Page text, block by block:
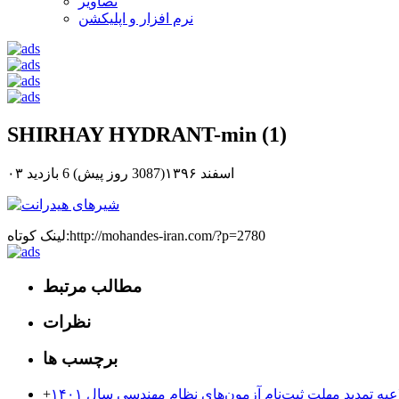
نرم افزار و اپلیکشن
SHIRHAY HYDRANT-min (1)
۰۳ اسفند ۱۳۹۶(3087 روز پیش) 6 بازدید
لینک کوتاه:http://mohandes-iran.com/?p=2780
مطالب مرتبط
نظرات
برچسب ها
+ تمدید مهلت ثبت‌نام آزمون‌های نظام مهندسی سال ۱۴۰۱